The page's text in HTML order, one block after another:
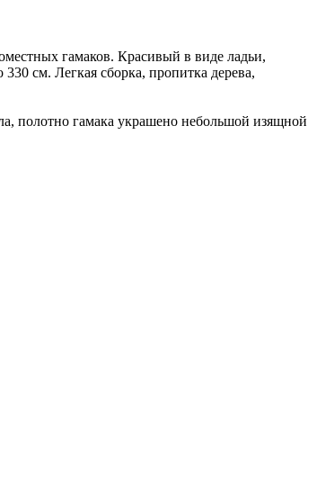
гамаков. Красивый в виде ладьи,
см. Легкая сборка, пропитка дерева,
полотно гамака украшено небольшой изящной